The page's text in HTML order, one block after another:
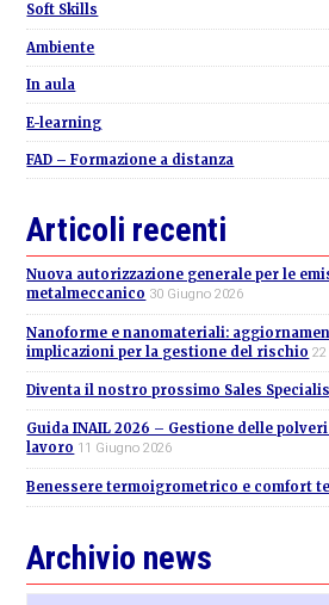
Soft Skills
Ambiente
In aula
E-learning
FAD – Formazione a distanza
Articoli recenti
Nuova autorizzazione generale per le
metalmeccanico 30 Giugno 2026
Nanoforme e nanomateriali:
implicazioni per la gestione del rischio
Diventa il nostro prossimo Sales
Guida INAIL 2026 – Gestione delle
lavoro 11 Giugno 2026
Benessere termoigrometrico e comfort
Archivio news